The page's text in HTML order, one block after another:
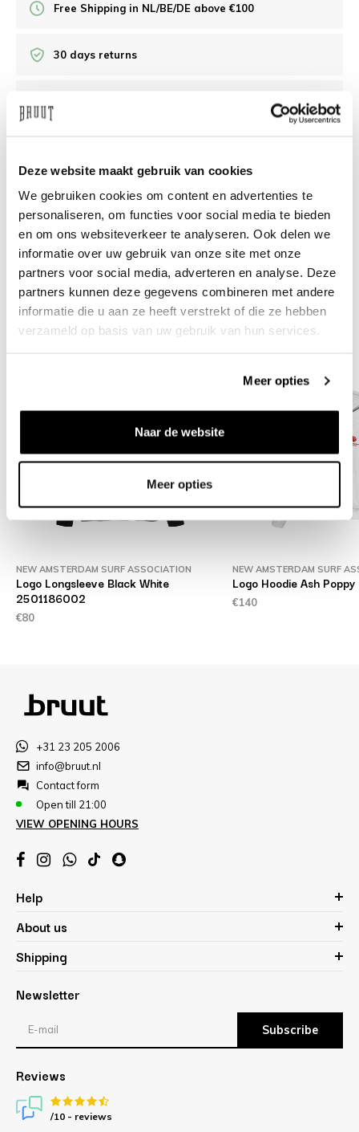
Deze website maakt gebruik van cookies
We gebruiken cookies om content en advertenties te
personaliseren, om functies voor social media te bieden
en om ons websiteverkeer te analyseren. Ook delen we
informatie over uw gebruik van onze site met onze
partners voor social media, adverteren en analyse. Deze
partners kunnen deze gegevens combineren met andere
informatie die u aan ze heeft verstrekt of die ze hebben
verzameld op basis van uw gebruik van hun services.
Meer opties
Naar de website
Meer opties
Free Shipping in NL/BE/DE above €100
30 days returns
Need help?We're glad to help
info@bruut.nl Live chat Whatsapp
About this product
Shipment and returns
Related products
NEW AMSTERDAM SURF ASSOCIATION
Logo Longsleeve Black White
2501186002
€80
NEW AMSTERDAM SURF
Logo Hoodie Ash Poppy
€140
+31 23 205 2006
info@bruut.nl
Contact form
Open till 21:00
VIEW OPENING HOURS
Help
About us
Shipping
Newsletter
Subscribe
Reviews
/10 - reviews